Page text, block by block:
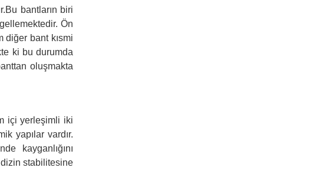
bantların biri
Ön
diğer bant kısmi
ki bu durumda
oluşmakta
içi yerleşimli iki
yapılar vardır.
kayganlığını
dizin stabilitesine